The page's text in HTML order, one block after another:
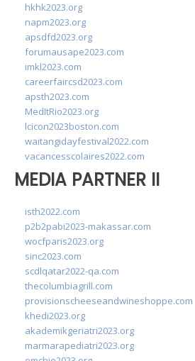
hkhk2023.org
napm2023.org
apsdfd2023.org
forumausape2023.com
imkl2023.com
careerfaircsd2023.com
apsth2023.com
MedItRio2023.org
lcicon2023boston.com
waitangidayfestival2022.com
vacancesscolaires2022.com
MEDIA PARTNER II
isth2022.com
p2b2pabi2023-makassar.com
wocfparis2023.org
sinc2023.com
scdlqatar2022-qa.com
thecolumbiagrill.com
provisionscheeseandwineshoppe.com
khedi2023.org
akademikgeriatri2023.org
marmarapediatri2023.org